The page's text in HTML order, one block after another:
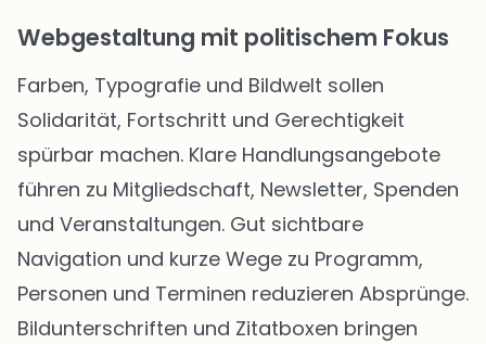
Webgestaltung mit politischem Fokus
Farben, Typografie und Bildwelt sollen
Solidarität, Fortschritt und Gerechtigkeit
spürbar machen. Klare Handlungsangebote
führen zu Mitgliedschaft, Newsletter, Spenden
und Veranstaltungen. Gut sichtbare
Navigation und kurze Wege zu Programm,
Personen und Terminen reduzieren Absprünge.
Bildunterschriften und Zitatboxen bringen